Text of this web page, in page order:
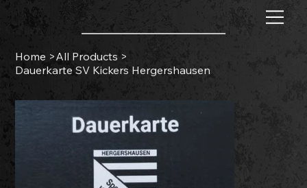
Home >All Products >
Dauerkarte SV Kickers Hergershausen